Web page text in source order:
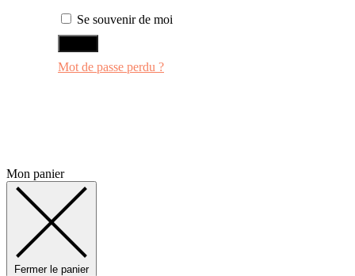
Se souvenir de moi
Mot de passe perdu ?
Mon panier
Fermer le panier